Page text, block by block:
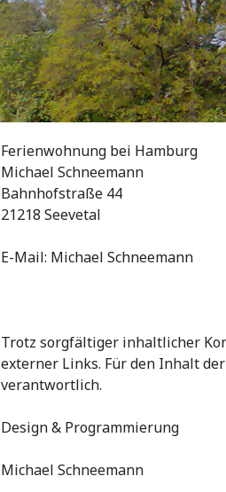
Ferienwohnung bei Hamburg
Michael Schneemann
Bahnhofstraße 44
21218 Seevetal
E-Mail: Michael Schneemann
Trotz sorgfältiger inhaltlicher
externer Links. Für den Inhalt
verantwortlich.
Design & Programmierung
Michael Schneemann